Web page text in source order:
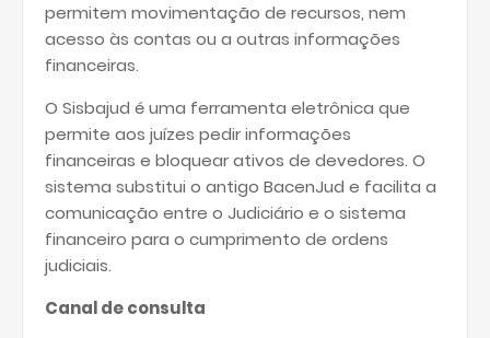
permitem movimentação de recursos, nem
acesso às contas ou a outras informações
financeiras.
O Sisbajud é uma ferramenta eletrônica que
permite aos juízes pedir informações
financeiras e bloquear ativos de devedores. O
sistema substitui o antigo BacenJud e facilita a
comunicação entre o Judiciário e o sistema
financeiro para o cumprimento de ordens
judiciais.
Canal de consulta